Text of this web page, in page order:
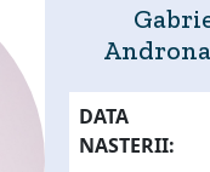
DATA
NASTERII: